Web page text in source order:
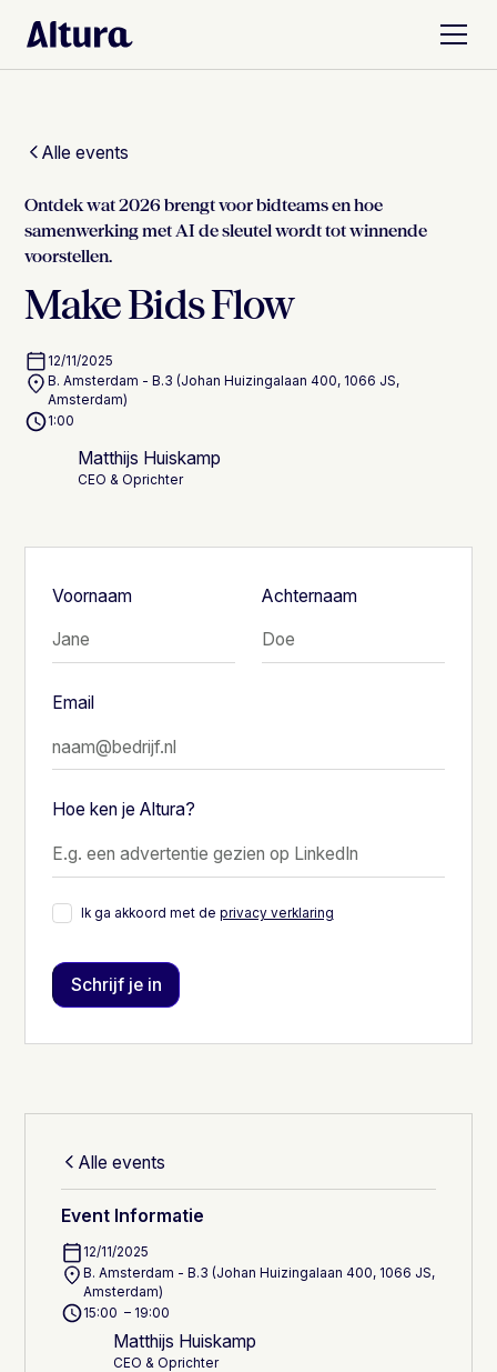
Alle events
Ontdek wat 2026 brengt voor bidteams en hoe
samenwerking met AI de sleutel wordt tot winnende
voorstellen.
Make Bids Flow
12/11/2025
B. Amsterdam - B.3 (Johan Huizingalaan 400, 1066 JS,
Amsterdam)
1:00
Matthijs Huiskamp
CEO & Oprichter
Voornaam Achternaam
Email
Hoe ken je Altura?
Ik ga akkoord met de privacy verklaring
Alle events
Event Informatie
12/11/2025
B. Amsterdam - B.3 (Johan Huizingalaan 400, 1066 JS,
Amsterdam)
15:00 – 19:00
Matthijs Huiskamp
CEO & Oprichter